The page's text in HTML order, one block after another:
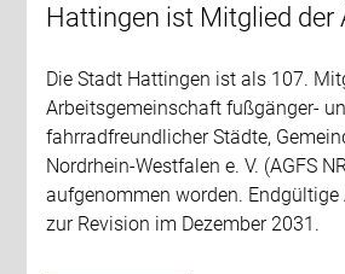
Hattingen ist Mitglied der
Die Stadt Hattingen ist als 107.
Arbeitsgemeinschaft fußgänger-
fahrradfreundlicher Städte,
Nordrhein-Westfalen e. V. (AGFS
aufgenommen worden.
zur Revision im Dezember 2031.